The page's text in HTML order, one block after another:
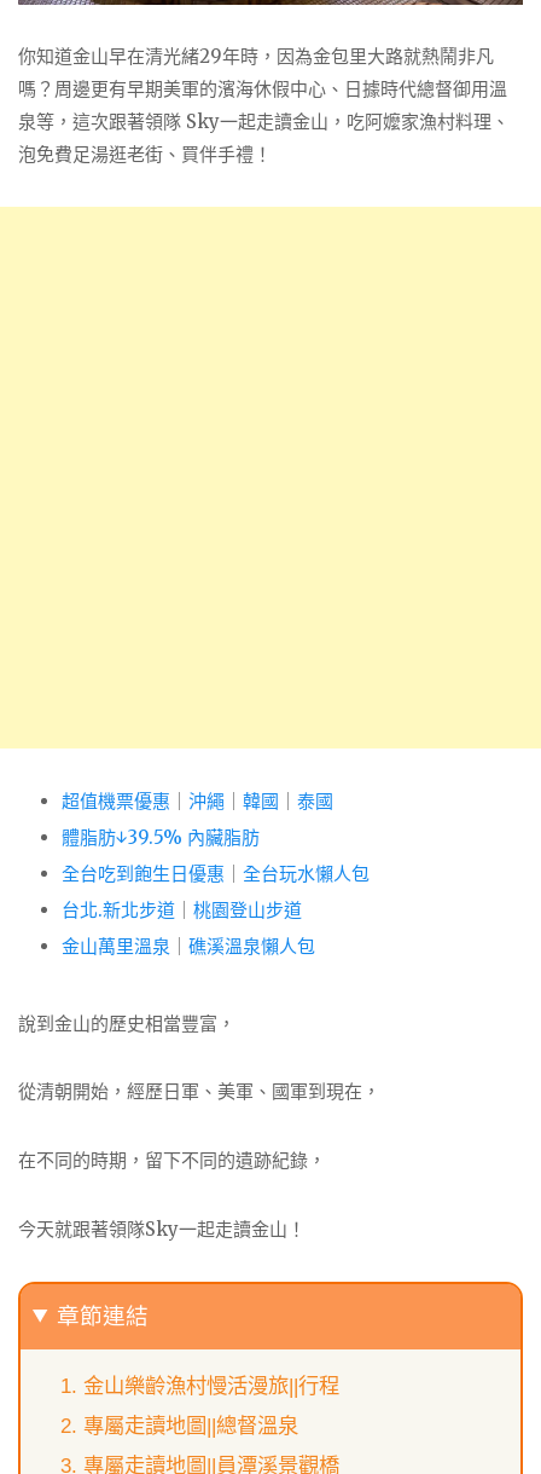
你知道金山早在清光緒29年時，因為金包里大路就熱鬧非凡
嗎？周邊更有早期美軍的濱海休假中心、日據時代總督御用溫
泉等，這次跟著領隊 Sky一起走讀金山，吃阿嬤家漁村料理、
泡免費足湯逛老街、買伴手禮！
超值機票優惠 沖繩 韓國
泰國
體脂肪↓39.5% 內臟脂肪
全台吃到飽生日優惠
全台玩水懶人包
台北.新北步道
桃園登山步道
金山萬里溫泉
礁溪溫泉懶人包
說到金山的歷史相當豐富，
從清朝開始，經歷日軍、美軍、國軍到現在，
在不同的時期，留下不同的遺跡紀錄，
今天就跟著領隊Sky一起走讀金山！
章節連結
金山樂齡漁村慢活漫旅||行程
專屬走讀地圖||總督溫泉
專屬走讀地圖||員潭溪景觀橋